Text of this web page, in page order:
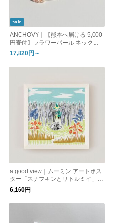
sale
ANCHOVY｜【熊本へ届ける 5,000
円寄付】フラワーパール ネックレ
ス（送料無料）
17,820円～
a good view｜ムーミン アートポス
ター「スナフキンとリトルミイ」2
0cmフレームセット
6,160円